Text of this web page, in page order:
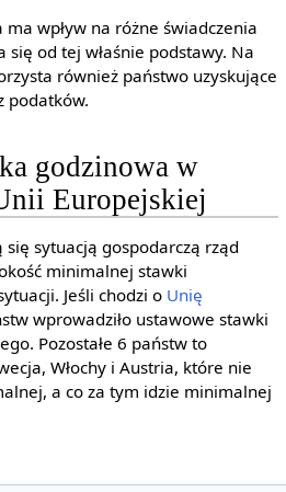
wpływ na różne świadczenia
się od tej właśnie podstawy. Na
również państwo uzyskujące
podatków.
godzinowa w
Europejskiej
sytuacją gospodarczą rząd
minimalnej stawki
Jeśli chodzi o Unię
wprowadziło ustawowe stawki
Pozostałe 6 państw to
Włochy i Austria, które nie
a co za tym idzie minimalnej